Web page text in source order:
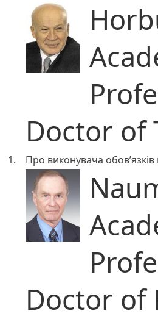
Doctor of
1. Про виконувача
Doctor of